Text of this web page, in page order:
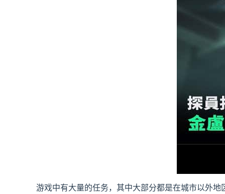
游戏中有大量的任务，其中大部分都是在城市以外